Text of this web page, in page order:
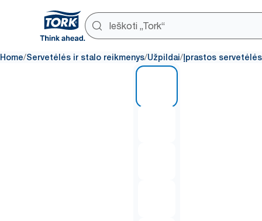
Home/Servetėlės ir stalo reikmenys/Užpildai/ Įprastos servetėlės